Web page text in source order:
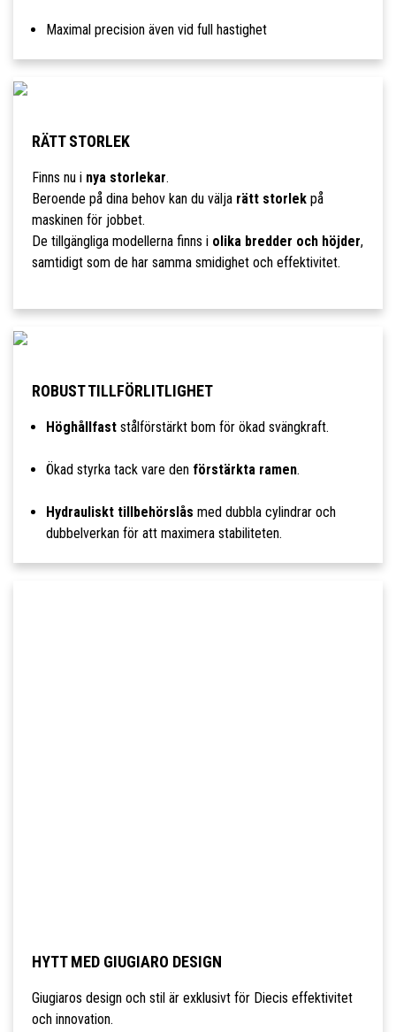
Maximal precision även vid full hastighet
RÄTT STORLEK
Finns nu i nya storlekar.
Beroende på dina behov kan du välja rätt storlekpå
maskinen för jobbet.
De tillgängliga modellerna finns i olika bredder och höjder,
samtidigt som de har samma smidighet och effektivitet.
ROBUST TILLFÖRLITLIGHET
Höghållfaststålförstärkt bom för ökad svängkraft.
Ökad styrka tack vare den förstärkta ramen.
Hydrauliskt tillbehörslås med dubbla cylindrar och
dubbelverkan för att maximera stabiliteten.
HYTT MED GIUGIARO DESIGN
Giugiaros design och stil är exklusivt för Diecis effektivitet
och innovation.